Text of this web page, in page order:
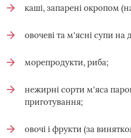
каші, запарені окропом
овочеві та м'ясні супи на
морепродукти, риба;
нежирні сорти м'яса
приготування;
овочі і фрукти (за